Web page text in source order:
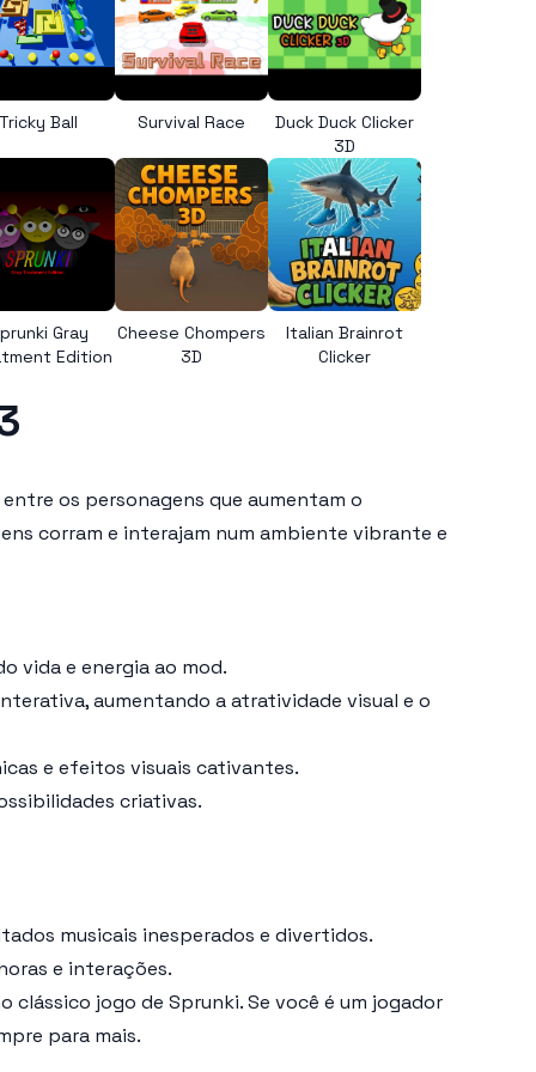
Tricky Ball Survival Race
Duck Duck Clicker
3D
Gray
Edition
Cheese Chompers
3D
Italian Brainrot
Clicker
os personagens que aumentam o
corram e interajam num ambiente vibrante e
vida e energia ao mod.
aumentando a atratividade visual e o
e efeitos visuais cativantes.
criativas.
musicais inesperados e divertidos.
e interações.
jogo de Sprunki. Se você é um jogador
para mais.